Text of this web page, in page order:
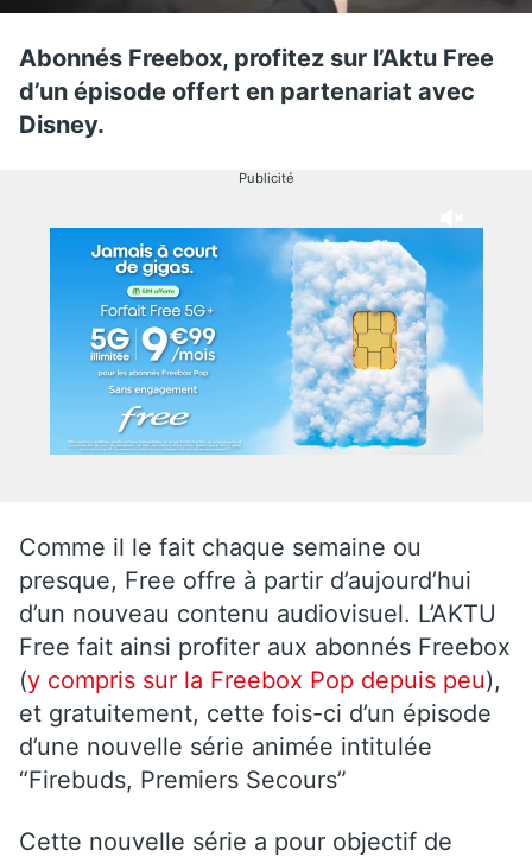
Abonnés Freebox, profitez sur l’Aktu Free
d’un épisode offert en partenariat avec
Disney.
Publicité
Comme il le fait chaque semaine ou
presque, Free offre à partir d’aujourd’hui
d’un nouveau contenu audiovisuel. L’AKTU
Free fait ainsi profiter aux abonnés Freebox
(y compris sur la Freebox Pop depuis peu),
et gratuitement, cette fois-ci d’un épisode
d’une nouvelle série animée intitulée
“Firebuds, Premiers Secours”
Cette nouvelle série a pour objectif de